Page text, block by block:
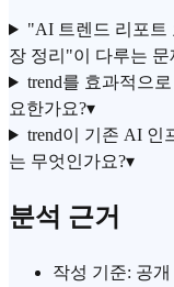
"AI 트렌드 리포트
장 정리"이 다루는
trend를 효과적으
요한가요?▾
trend이 기존 AI 인
는 무엇인가요?▾
분석 근거
작성 기준: 공